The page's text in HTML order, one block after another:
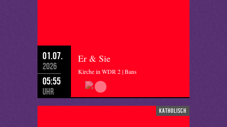
01.07.
2026
05:55
Uhr
Er & Sie
Kirche in WDR 2 | Bans
katholisch